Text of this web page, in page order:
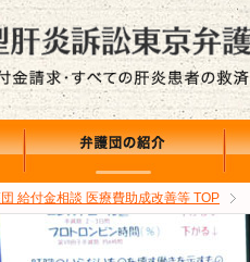
弁護団の紹介
給付金相談 医療費助成改善等 TOP